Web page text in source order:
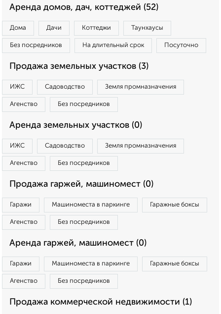
Аренда домов, дач, коттеджей (52)
Дома Дачи Коттеджи Таунхаусы
Без посредников На длительный срок Посуточно
Продажа земельных участков (3)
ИЖС Садоводство Земля промназначения
Агенство Без посредников
Аренда земельных участков (0)
ИЖС Садоводство Земля промназначения
Агенство Без посредников
Продажа гаржей, машиномест (0)
Гаражи Машиноместа в паркинге Гаражные боксы
Агенство Без посредников
Аренда гаржей, машиномест (0)
Гаражи Машиноместа в паркинге Гаражные боксы
Агенство Без посредников
Продажа коммерческой недвижимости (1)